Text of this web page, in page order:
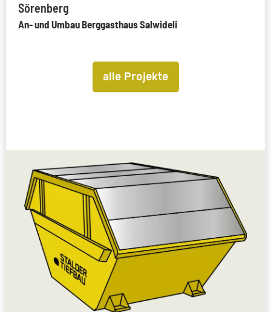
Sörenberg
An- und Umbau Berggasthaus Salwideli
alle Projekte